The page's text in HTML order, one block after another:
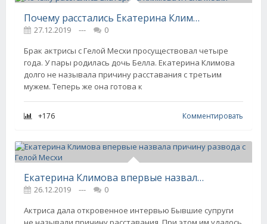
Почему расстались Екатерина Климова и Гела Месхи
27.12.2019 ---
0
Брак актрисы с Гелой Месхи просуществовал четыре
года. У пары родилась дочь Белла. Екатерина Климова
долго не называла причину расставания с третьим
мужем. Теперь же она готова к
+176 Комментировать
Екатерина Климова впервые назвала причину развода с Гелой Месхи
26.12.2019 ---
0
Актриса дала откровенное интервью Бывшие супруги